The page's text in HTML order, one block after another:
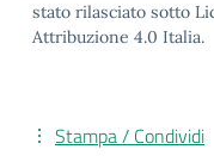
stato rilasciato sotto
Attribuzione 4.0 Italia.
Stampa / Condividi